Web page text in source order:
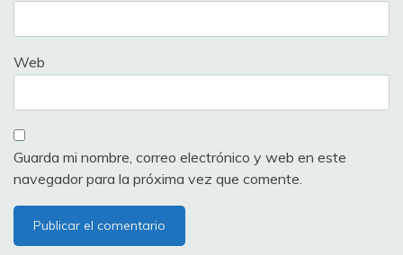
Web
Guarda mi nombre, correo electrónico y web en este
navegador para la próxima vez que comente.